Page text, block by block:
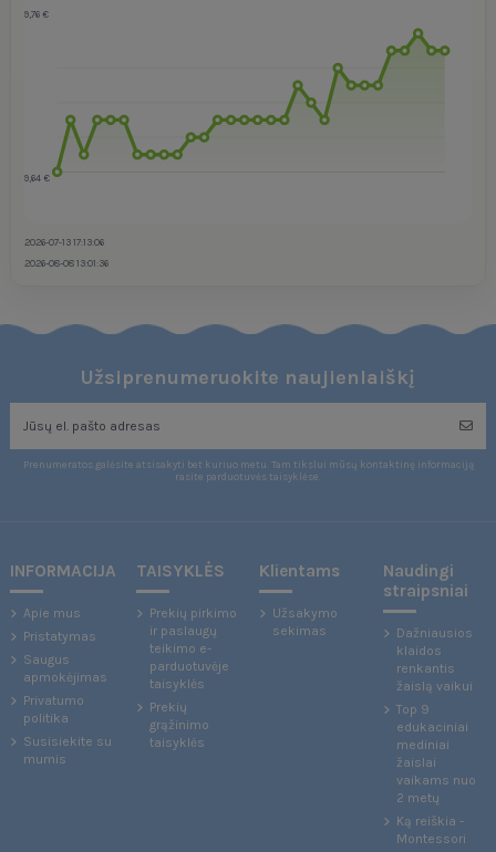
9,76 €
9,64 €
2026-07-13 17:13:06
2026-08-08 13:01:36
Užsiprenumeruokite naujienlaiškį
Prenumeratos galėsite atsisakyti bet kuriuo metu. Tam tikslui mūsų kontaktinę informaciją
rasite parduotuvės taisyklėse.
INFORMACIJA
Apie mus
Pristatymas
Saugus
apmokėjimas
Privatumo
politika
Susisiekite su
mumis
TAISYKLĖS
Prekių pirkimo
ir paslaugų
teikimo e-
parduotuvėje
taisyklės
Prekių
grąžinimo
taisyklės
Klientams
Užsakymo
sekimas
Naudingi
straipsniai
Dažniausios
klaidos
renkantis
žaislą vaikui
Top 9
edukaciniai
mediniai
žaislai
vaikams nuo
2 metų
Ką reiškia -
Montessori